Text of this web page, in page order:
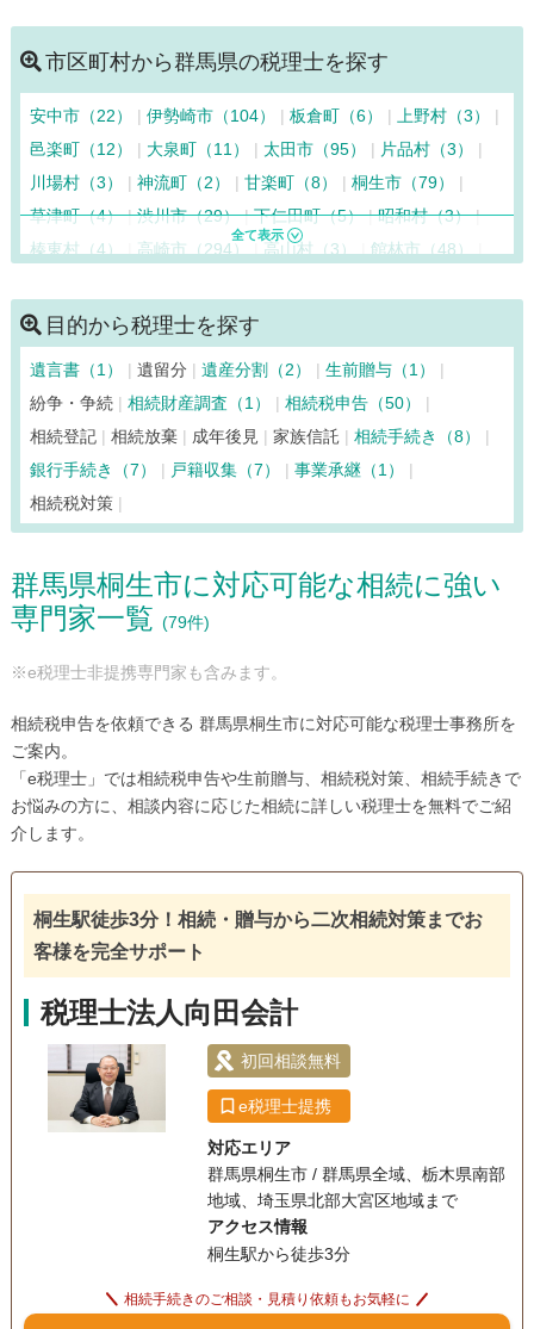
市区町村から群馬県の税理士を探す
安中市（22） 伊勢崎市（104） 板倉町（6）
上野村（3）
邑楽町（12）
大泉町（11） 太田市（95）
片品村（3）
川場村（3）
神流町（2） 甘楽町（8）
桐生市（79）
草津町（4） 渋川市（29） 下仁田町（5） 昭和村（3）
榛東村（4）
高崎市（294） 高山村（3）
館林市（48）
中之条町（12） 長野原町（4）
沼田市（14） 東吾妻町（8） 藤岡市（31）
前橋市（238） みどり市（13）
みなかみ町（7）
明和町（12） 吉岡町（7）
目的から税理士を探す
遺言書（1） 遺留分 遺産分割（2）
生前贈与（1）
紛争・争続
相続財産調査（1）
相続税申告（50）
相続登記
相続放棄 成年後見 家族信託
相続手続き（8）
銀行手続き（7）
戸籍収集（7）
事業承継（1）
相続税対策
群馬県桐生市に対応可能な相続に強い
専門家一覧 (79件)
※e税理士非提携専門家も含みます。
相続税申告を依頼できる 群馬県桐生市に対応可能な税理士事務所を
ご案内。
「e税理士」では相続税申告や生前贈与、相続税対策、相続手続きで
お悩みの方に、相談内容に応じた相続に詳しい税理士を無料でご紹
介します。
桐生駅徒歩3分！相続・贈与から二次相続対策までお
客様を完全サポート
税理士法人向田会計
初回相談無料
e税理士提携
対応エリア
群馬県桐生市 / 群馬県全域、栃木県南部
地域、埼玉県北部大宮区地域まで
アクセス情報
桐生駅から徒歩3分
相続手続きのご相談・見積り依頼もお気軽に